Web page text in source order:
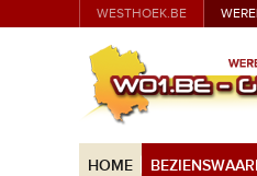
WESTHOEK.BE
HOME